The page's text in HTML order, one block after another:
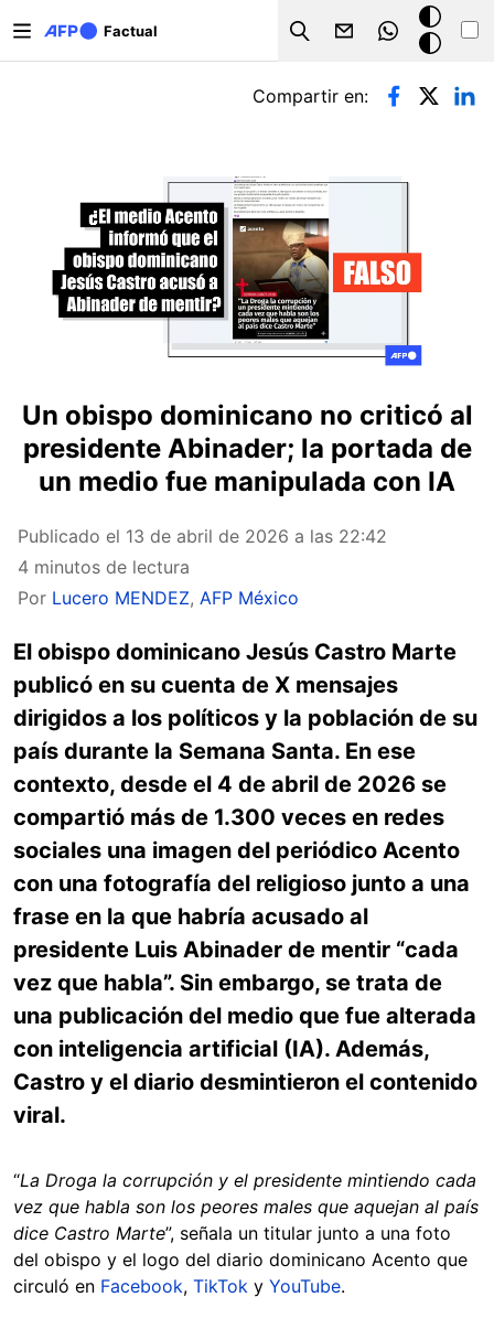
Factual
Search
Modo
oscuro
Solapas principales
Compartir en:
Un obispo dominicano no criticó al
presidente Abinader; la portada de
un medio fue manipulada con IA
Publicado el 13 de abril de 2026 a las 22:42
4 minutos de lectura
Por Lucero MENDEZ, AFP México
El obispo dominicano Jesús Castro Marte
publicó en su cuenta de X mensajes
dirigidos a los políticos y la población de su
país durante la Semana Santa. En ese
contexto, desde el 4 de abril de 2026 se
compartió más de 1.300 veces en redes
sociales una imagen del periódico Acento
con una fotografía del religioso junto a una
frase en la que habría acusado al
presidente Luis Abinader de mentir “cada
vez que habla”. Sin embargo, se trata de
una publicación del medio que fue alterada
con inteligencia artificial (IA). Además,
Castro y el diario desmintieron el contenido
viral.
“La Droga la corrupción y el presidente mintiendo cada
vez que habla son los peores males que aquejan al país
dice Castro Marte”, señala un titular junto a una foto
del obispo y el logo del diario dominicano Acento que
circuló en Facebook, TikTok y YouTube.